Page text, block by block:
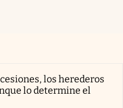
los herederos
lo determine el